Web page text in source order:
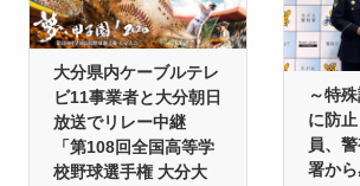
大分県内ケーブルテレ
ビ11事業者と大分朝日
放送でリレー中継
「第108回全国高等学
校野球選手権 大分大
～特
に防
員、
署か